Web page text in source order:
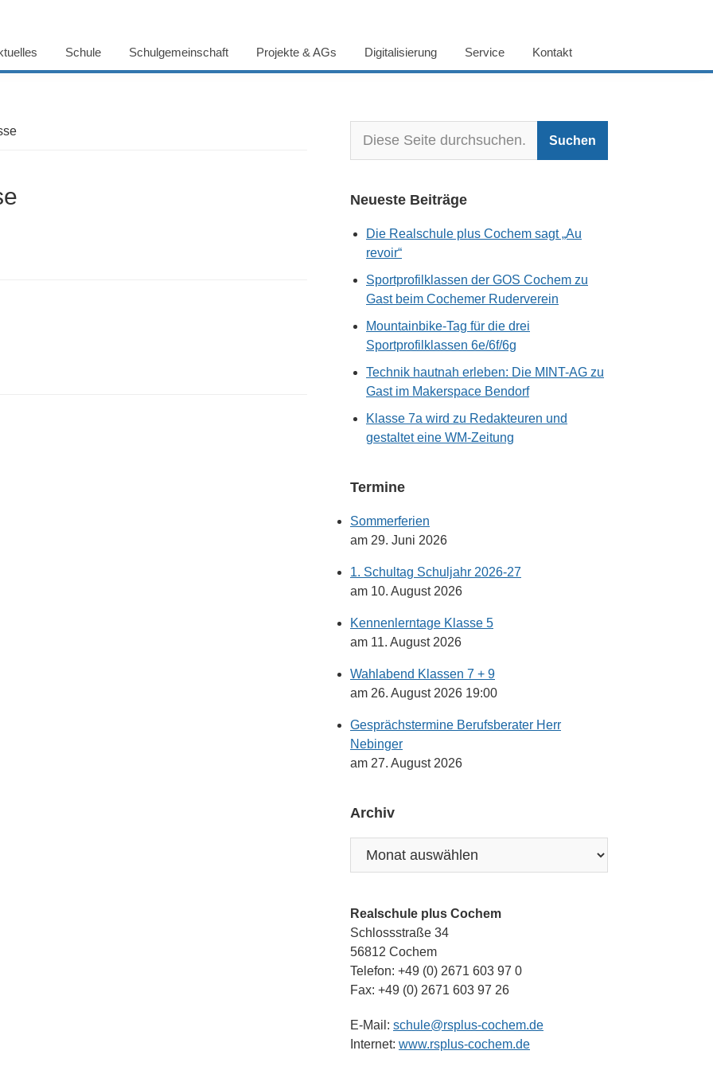
Schule Schulgemeinschaft Projekte & AGs Digitalisierung Service Kontakt
Neueste Beiträge
Die Realschule plus Cochem sagt „Au
revoir“
Sportprofilklassen der GOS Cochem zu
Gast beim Cochemer Ruderverein
Mountainbike-Tag für die drei
Sportprofilklassen 6e/6f/6g
Technik hautnah erleben: Die MINT-AG zu
Gast im Makerspace Bendorf
Klasse 7a wird zu Redakteuren und
gestaltet eine WM-Zeitung
Termine
Sommerferien
am 29. Juni 2026
1. Schultag Schuljahr 2026-27
am 10. August 2026
Kennenlerntage Klasse 5
am 11. August 2026
Wahlabend Klassen 7 + 9
am 26. August 2026 19:00
Gesprächstermine Berufsberater Herr
Nebinger
am 27. August 2026
Archiv
Realschule plus Cochem
Schlossstraße 34
56812 Cochem
Telefon: +49 (0) 2671 603 97 0
Fax: +49 (0) 2671 603 97 26
E-Mail: schule@rsplus-cochem.de
Internet: www.rsplus-cochem.de